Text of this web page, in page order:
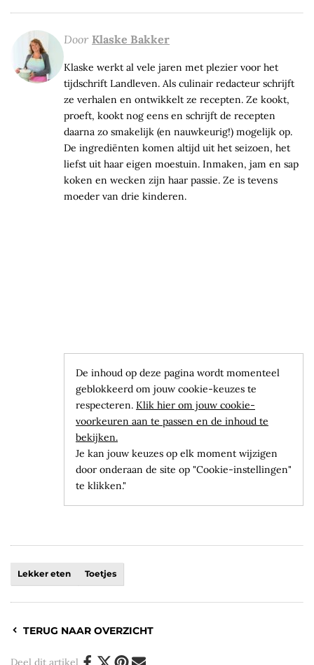
Door Klaske Bakker
Klaske werkt al vele jaren met plezier voor het
tijdschrift Landleven. Als culinair redacteur schrijft
ze verhalen en ontwikkelt ze recepten. Ze kookt,
proeft, kookt nog eens en schrijft de recepten
daarna zo smakelijk (en nauwkeurig!) mogelijk op.
De ingrediënten komen altijd uit het seizoen, het
liefst uit haar eigen moestuin. Inmaken, jam en sap
koken en wecken zijn haar passie. Ze is tevens
moeder van drie kinderen.
De inhoud op deze pagina wordt momenteel
geblokkeerd om jouw cookie-keuzes te
respecteren. Klik hier om jouw cookie-
voorkeuren aan te passen en de inhoud te
bekijken.
Je kan jouw keuzes op elk moment wijzigen
door onderaan de site op "Cookie-instellingen"
te klikken."
Lekker eten Toetjes
TERUG NAAR OVERZICHT
Deel dit artikel